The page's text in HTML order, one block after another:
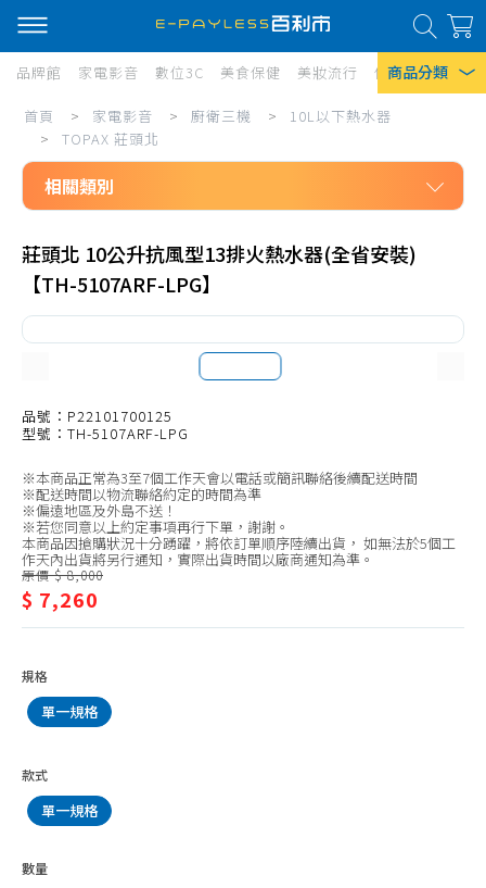
商品分類
熱門搜尋
風扇
口罩
除濕機
衛生紙
品牌館 家電影音 數位3C 美食保健 美妝流行 傢俱寢具 居
家
影
音/
廚
三
下
熱
水
器/TOPAX
莊
頭
首頁 > 家電影音 > 廚衛三機 >
10L以下熱水器
>
TOPAX 莊頭北
相關類別
廚衛三機
SAKURA 櫻花
JTL 喜特麗
HOSUN 豪山
HMK 鴻茂
莊頭北 10公升抗風型13排火熱水器(全省安裝)
【TH-5107ARF-LPG】
品號：P22101700125
型號：TH-5107ARF-LPG
※本商品正常為3至7個工作天會以電話或簡訊聯絡後續配送時間
※配送時間以物流聯絡約定的時間為準
※偏遠地區及外島不送！
※若您同意以上約定事項再行下單，謝謝。
本商品因搶購狀況十分踴躍，將依訂單順序陸續出貨， 如無法於5個工
作天內出貨將另行通知，實際出貨時間以廠商通知為準。
原價 $ 8,000
$ 7,260
規格
單一規格
款式
單一規格
數量